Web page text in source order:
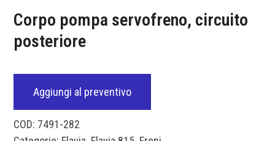
Corpo pompa servofreno, circuito
posteriore
Aggiungi al preventivo
COD: 7491-282